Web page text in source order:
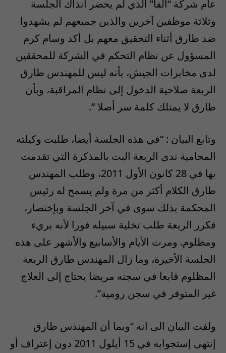
عام شركة “ألفا” الذي لم يحضر آنذاك الجلسة
وثلاثة موظفين آخرين والذين جميعهم لم يشهدوا
ضد طارق أثناء التحقيق معهم بل أكد وسام كرم
المسؤول عن نظام التحكم في الشركة للمحققين
لدى مخابرات الجيش، بأنه ليس للمهندس طارق
الربعة صلاحية الدخول إلى نظام المراقبة، وبأن
طارق لا يمتلك كلمة سر أصلا “.
وتابع البيان : “في هذه الجلسة أيضا، طلبت وكيلته
المحامية ندى الربعة البت بالمذكرة التي تقدمت
بها في 28 كانون الأول 2011، وطلب المهندس
طارق الكلام أكثر من مرة ولم يسمح له رئيس
المحكمة بذلك سوى في آخر الجلسة وبإختصار،
فكرر الربعة طلب تخلية سبيله فورا لأنه بريء
ومظلوم. ومرت الأيام والأسابيع والأشهر على هذه
الجلسة الأخيرة، وما زال المهندس طارق الربعة
المظلوم قابعا في سجنه مريضا يحتاج إلى العلاج
غير المتوفر في سجن رومية”.
ولفت البيان الى انه “وبما أن المهندس طارق
إنتهى إستجوابه في 15 أيلول 2011 دون إعتراف أو